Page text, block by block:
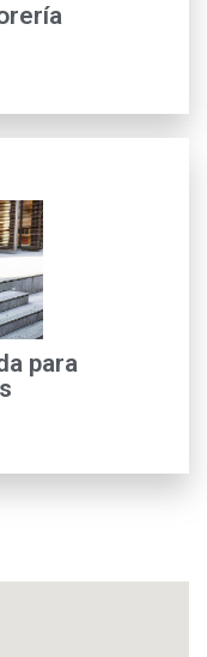
paraIFINORTE,
financieros de